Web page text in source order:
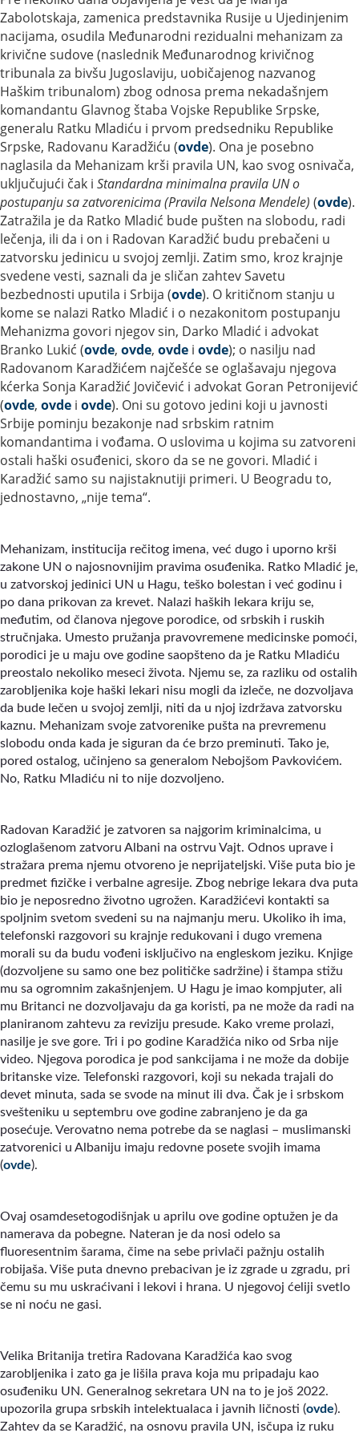
Zabolotskaja, zamenica predstavnika Rusije u Ujedinjenim
nacijama, osudila Međunarodni rezidualni mehanizam za
krivične sudove (naslednik Međunarodnog krivičnog
tribunala za bivšu Jugoslaviju, uobičajenog nazvanog
Haškim tribunalom) zbog odnosa prema nekadašnjem
komandantu Glavnog štaba Vojske Republike Srpske,
generalu Ratku Mladiću i prvom predsedniku Republike
Srpske, Radovanu Karadžiću (ovde). Ona je posebno
naglasila da Mehanizam krši pravila UN, kao svog osnivača,
uključujući čak i Standardna minimalna pravila UN o
postupanju sa zatvorenicima (Pravila Nelsona Mendele) (ovde).
Zatražila je da Ratko Mladić bude pušten na slobodu, radi
lečenja, ili da i on i Radovan Karadžić budu prebačeni u
zatvorsku jedinicu u svojoj zemlji. Zatim smo, kroz krajnje
svedene vesti, saznali da je sličan zahtev Savetu
bezbednosti uputila i Srbija (ovde). O kritičnom stanju u
kome se nalazi Ratko Mladić i o nezakonitom postupanju
Mehanizma govori njegov sin, Darko Mladić i advokat
Branko Lukić (ovde, ovde, ovde i ovde); o nasilju nad
Radovanom Karadžićem najčešće se oglašavaju njegova
kćerka Sonja Karadžić Jovičević i advokat Goran Petronijević
(ovde, ovde i ovde). Oni su gotovo jedini koji u javnosti
Srbije pominju bezakonje nad srbskim ratnim
komandantima i vođama. O uslovima u kojima su zatvoreni
ostali haški osuđenici, skoro da se ne govori. Mladić i
Karadžić samo su najistaknutiji primeri. U Beogradu to,
jednostavno, „nije tema“.
Mehanizam, institucija rečitog imena, već dugo i uporno krši
zakone UN o najosnovnijim pravima osuđenika. Ratko Mladić je,
u zatvorskoj jedinici UN u Hagu, teško bolestan i već godinu i
po dana prikovan za krevet. Nalazi haških lekara kriju se,
međutim, od članova njegove porodice, od srbskih i ruskih
stručnjaka. Umesto pružanja pravovremene medicinske pomoći,
porodici je u maju ove godine saopšteno da je Ratku Mladiću
preostalo nekoliko meseci života. Njemu se, za razliku od ostalih
zarobljenika koje haški lekari nisu mogli da izleče, ne dozvoljava
da bude lečen u svojoj zemlji, niti da u njoj izdržava zatvorsku
kaznu. Mehanizam svoje zatvorenike pušta na prevremenu
slobodu onda kada je siguran da će brzo preminuti. Tako je,
pored ostalog, učinjeno sa generalom Nebojšom Pavkovićem.
No, Ratku Mladiću ni to nije dozvoljeno.
Radovan Karadžić je zatvoren sa najgorim kriminalcima, u
ozloglašenom zatvoru Albani na ostrvu Vajt. Odnos uprave i
stražara prema njemu otvoreno je neprijateljski. Više puta bio je
predmet fizičke i verbalne agresije. Zbog nebrige lekara dva puta
bio je neposredno životno ugrožen. Karadžićevi kontakti sa
spoljnim svetom svedeni su na najmanju meru. Ukoliko ih ima,
telefonski razgovori su krajnje redukovani i dugo vremena
morali su da budu vođeni isključivo na engleskom jeziku. Knjige
(dozvoljene su samo one bez političke sadržine) i štampa stižu
mu sa ogromnim zakašnjenjem. U Hagu je imao kompjuter, ali
mu Britanci ne dozvoljavaju da ga koristi, pa ne može da radi na
planiranom zahtevu za reviziju presude. Kako vreme prolazi,
nasilje je sve gore. Tri i po godine Karadžića niko od Srba nije
video. Njegova porodica je pod sankcijama i ne može da dobije
britanske vize. Telefonski razgovori, koji su nekada trajali do
devet minuta, sada se svode na minut ili dva. Čak je i srbskom
svešteniku u septembru ove godine zabranjeno je da ga
posećuje. Verovatno nema potrebe da se naglasi – muslimanski
zatvorenici u Albaniju imaju redovne posete svojih imama
(ovde).
Ovaj osamdesetogodišnjak u aprilu ove godine optužen je da
namerava da pobegne. Nateran je da nosi odelo sa
fluoresentnim šarama, čime na sebe privlači pažnju ostalih
robijaša. Više puta dnevno prebacivan je iz zgrade u zgradu, pri
čemu su mu uskraćivani i lekovi i hrana. U njegovoj ćeliji svetlo
se ni noću ne gasi.
Velika Britanija tretira Radovana Karadžića kao svog
zarobljenika i zato ga je lišila prava koja mu pripadaju kao
osuđeniku UN. Generalnog sekretara UN na to je još 2022.
upozorila grupa srbskih intelektualaca i javnih ličnosti (ovde).
Zahtev da se Karadžić, na osnovu pravila UN, isčupa iz ruku